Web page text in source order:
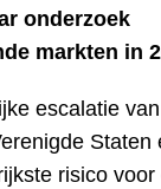
onderzoek
markten in
escalatie
Staten
risico voor